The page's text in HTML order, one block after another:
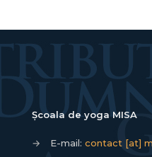
Școala de yoga MISA
→ E-mail: contact [at]